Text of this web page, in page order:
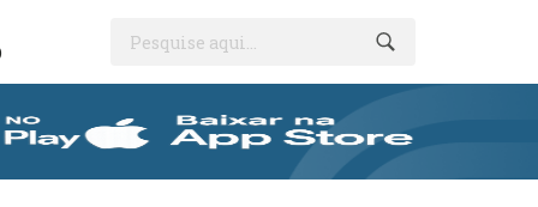
Pesquise aqui...